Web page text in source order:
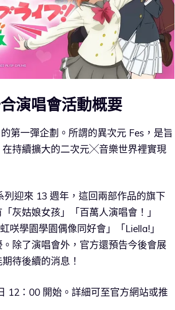
演唱會活動概要
第一彈企劃。所謂的異次元 Fes，是旨
持續擴大的二次元╳音樂世界裡實現
迎來 13 週年，這回兩部作品的旗下
灰姑娘女孩」「百萬人演唱會！」
咲學園學園偶像同好會」「Liella!」
除了演唱會外，官方還預告今後會展
待後續的消息！
12：00 開始。詳細可至官方網站或推